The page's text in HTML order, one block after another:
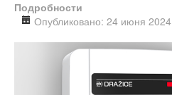
Подробности
Опубликовано: 24 июня 2024